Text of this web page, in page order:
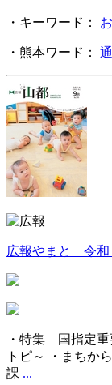
・キーワード：
・熊本ワード：
広報やまと 令
・特集 国指定
トピ～ ・まちか
課 ...